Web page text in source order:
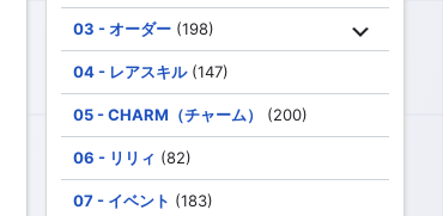
03 - オーダー (198)
04 - レアスキル(147)
05 - CHARM（チャーム） (200)
06 - リリィ (82)
07 - イベント (183)